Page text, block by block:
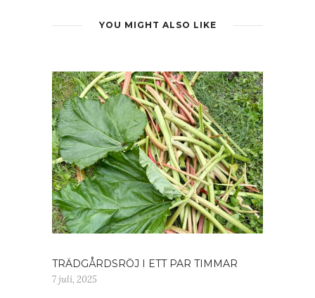
YOU MIGHT ALSO LIKE
TRÄDGÅRDSRÖJ I ETT PAR TIMMAR
7 juli, 2025